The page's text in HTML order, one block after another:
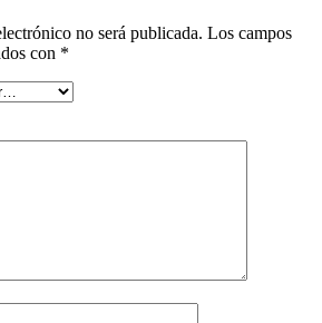
no será publicada. Los campos
con *